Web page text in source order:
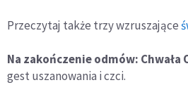
Przeczytaj także trzy wzruszające
Na zakończenie odmów: Chwała
gest uszanowania i czci.